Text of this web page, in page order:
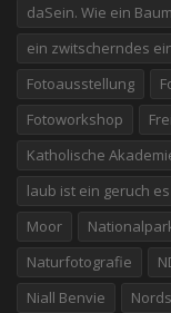
daSein. Wie ein Baum
ein zwitscherndes
Fotoausstellung
Fotoworkshop
Katholische
laub ist ein geruch
Moor
Naturfotografie
Niall Benvie